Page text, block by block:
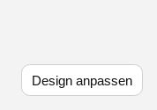
Design anpassen